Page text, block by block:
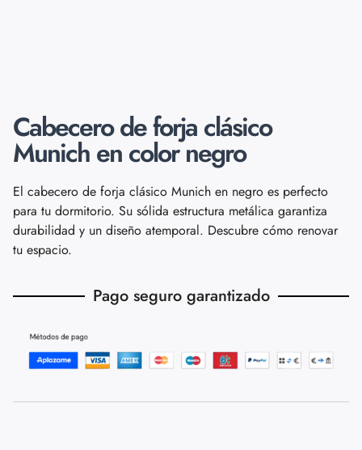
Cabecero de forja clásico
Munich en color negro
El cabecero de forja clásico Munich en negro es perfecto
para tu dormitorio. Su sólida estructura metálica garantiza
durabilidad y un diseño atemporal. Descubre cómo renovar
tu espacio.
Pago seguro garantizado